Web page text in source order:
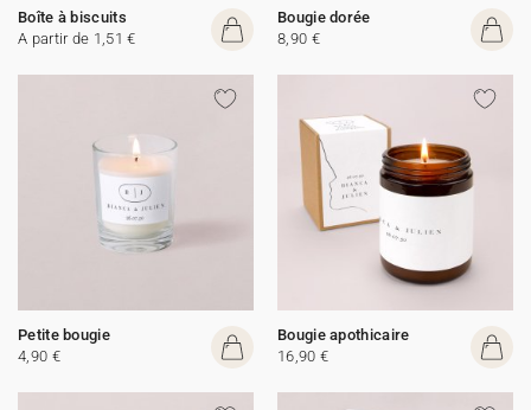
Boîte à biscuits
A partir de 1,51 €
Bougie dorée
8,90 €
Petite bougie
4,90 €
Bougie apothicaire
16,90 €